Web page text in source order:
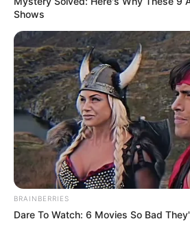
Shows
BRAINBERRIES
Dare To Watch: 6 Movies So Bad